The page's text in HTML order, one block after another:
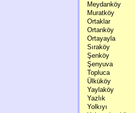
Meydanköy
Muratköy
Ortaklar
Ortanköy
Ortayayla
Sıraköy
Şenköy
Şenyuva
Topluca
Ülküköy
Yaylaköy
Yazlık
Yolkıyı